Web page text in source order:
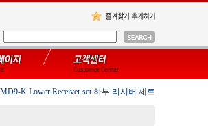
MD9-K Lower Receiver set 하부 리시버 세트